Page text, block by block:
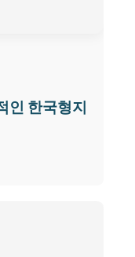
인 한국형지